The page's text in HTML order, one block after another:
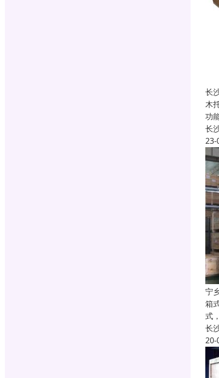
长
木
功
长
23-
宁
箱
式
长
20-